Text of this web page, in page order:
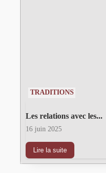
TRADITIONS
Les relations avec les...
16 juin 2025
Lire la suite